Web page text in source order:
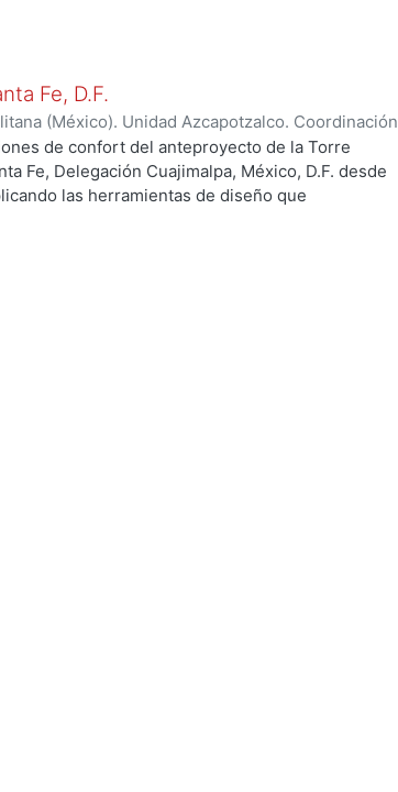
Fe, D.F.
(México). Unidad Azcapotzalco. Coordinación
)Corro Eguia, Guillermo Heriberto
de confort del anteproyecto de la Torre
Fe, Delegación Cuajimalpa, México, D.F. desde
las herramientas de diseño que